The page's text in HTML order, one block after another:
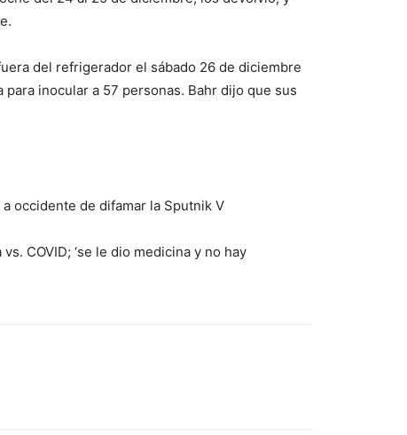
del refrigerador el sábado 26 de diciembre
inocular a 57 personas. Bahr dijo que sus
occidente de difamar la Sputnik V
COVID; ‘se le dio medicina y no hay